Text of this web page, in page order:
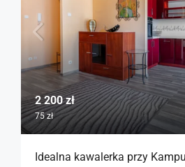
2 200 zł
75 zł
Idealna kawalerka przy